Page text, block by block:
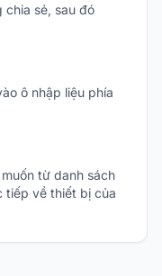
chia sẻ, sau đó
ô nhập liệu phía
từ danh sách
tiếp về thiết bị của